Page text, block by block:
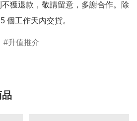
獲退款，敬請留意，多謝合作。除
個工作天內交貨。
升值推介
品